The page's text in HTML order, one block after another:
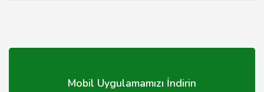
Mobil Uygulamamızı İndirin